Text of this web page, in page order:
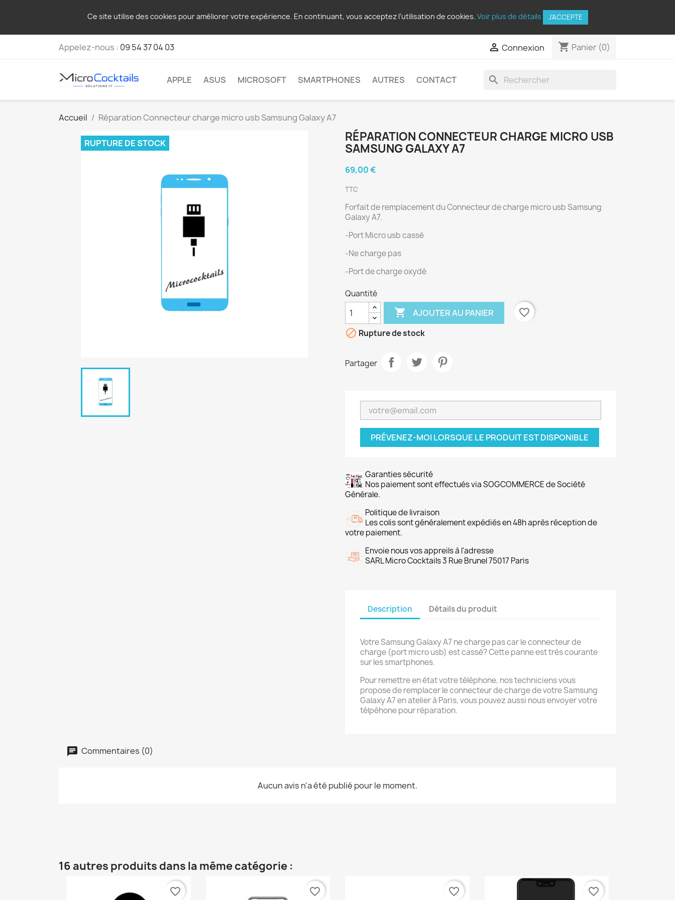
Ce site utilise des cookies pour améliorer votre expérience. En continuant, vous acceptez l’utilisation de cookies. Voir plus de détails J'ACCEPTE
Appelez-nous : 09 54 37 04 03  Connexion shopping_cart Panier (0)
APPLE ASUS MICROSOFT SMARTPHONES AUTRES CONTACT search
Accueil Réparation Connecteur charge micro usb Samsung Galaxy A7
RUPTURE DE STOCK
RÉPARATION CONNECTEUR CHARGE MICRO USB
SAMSUNG GALAXY A7
69,00 €
TTC
Forfait de remplacement du Connecteur de charge micro usb Samsung
Galaxy A7.
-Port Micro usb cassé
-Ne charge pas
-Port de charge oxydé
Quantité
 AJOUTER AU PANIER
favorite_border
 Rupture de stock
Partager
PRÉVENEZ-MOI LORSQUE LE PRODUIT EST DISPONIBLE
Garanties sécurité
Nos paiement sont effectués via SOGCOMMERCE de Société
Générale.
Politique de livraison
Les colis sont généralement expédiés en 48h après réception de
votre paiement.
Envoie nous vos appreils à l'adresse
SARL Micro Cocktails 3 Rue Brunel 75017 Paris
Description Détails du produit
Votre Samsung Galaxy A7 ne charge pas car le connecteur de
charge (port micro usb) est cassé? Cette panne est très courante
sur les smartphones.
Pour remettre en état votre téléphone, nos techniciens vous
propose de remplacer le connecteur de charge de votre Samsung
Galaxy A7 en atelier à Paris, vous pouvez aussi nous envoyer votre
télpéhone pour réparation.
Commentaires (0)
Aucun avis n'a été publié pour le moment.
16 autres produits dans la même catégorie :
favorite_border favorite_border favorite_border favorite_border